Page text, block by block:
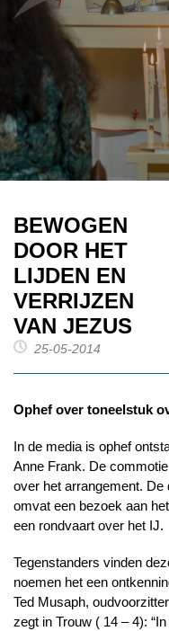
BEWOGEN
DOOR HET
LIJDEN EN
VERRIJZEN
VAN JEZUS
25-05-2014
Ophef over toneelstuk
In de media is ophef
Anne Frank. De
over het arrangement. De
omvat een bezoek aan
een rondvaart over het IJ.
Tegenstanders vinden
noemen het een
Ted Musaph,
zegt in Trouw ( 14 – 4):